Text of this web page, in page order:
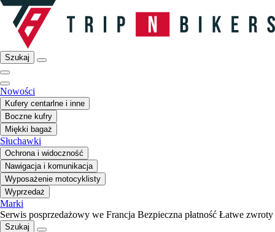
Szukaj
Nowości
Kufery centarlne i inne
Boczne kufry
Miękki bagaż
Słuchawki
Ochrona i widoczność
Nawigacja i komunikacja
Wyposażenie motocyklisty
Wyprzedaż
Marki
Serwis posprzedażowy we Francja Bezpieczna płatność Łatwe zwroty
Szukaj